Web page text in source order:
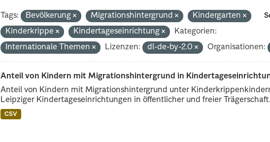
Tags: Bevölkerung Migrationshintergrund
Kindergarten
Kinderkrippe
Kindertageseinrichtung
Kategorien:
Internationale Themen
Lizenzen: dl-de-by-2.0 Organisationen:
Anteil von Kindern mit Migrationshintergrund in
Anteil von Kindern mit Migrationshintergrund unter
Leipziger Kindertageseinrichtungen in öffentlicher und freier
CSV